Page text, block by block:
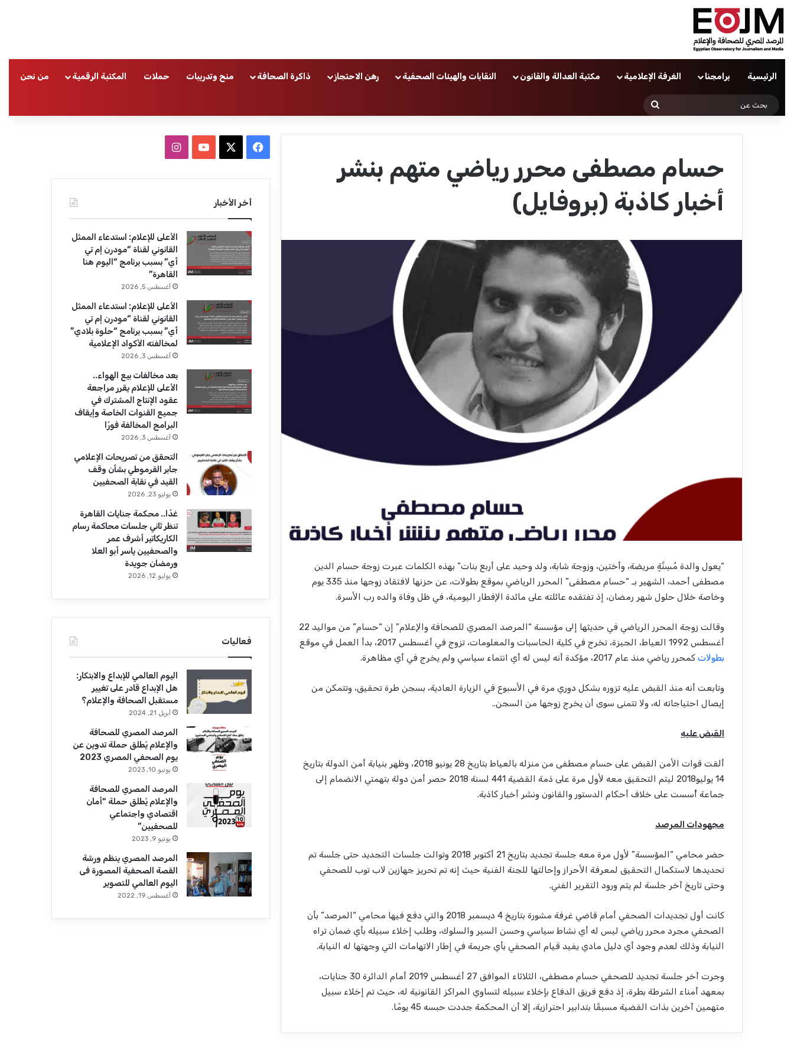
الرئيسية برامجنا الغرفة الإعلامية مكتبة العدالة والقانون النقابات والهيئات الصحفية رهن الاحتجاز ذاكرة الصحافة منح وتدريبات حملات المكتبة الرقمية من نحن
حسام مصطفى محرر رياضي متهم بنشر
أخبار كاذبة (بروفايل)
“يعول والدة مُسِنَّةٍ مريضة، وأختين، وزوجة شابة، ولد وحيد على أربع بنات” بهذه الكلمات عبرت زوجة حسام الدين
مصطفى أحمد، الشهير بـ “حسام مصطفى” المحرر الرياضي بموقع بطوﻻت، عن حزنها ﻻفتقاد زوجها منذ 335 يوم
وخاصة خلال حلول شهر رمضان، إذ تفتقده عائلته على مائدة اﻹفطار اليومية، في ظل وفاة والده رب اﻷسرة.
وقالت زوجة المحرر الرياضي في حديثها إلى مؤسسة “المرصد المصري للصحافة واﻹعلام” إن “حسام” من مواليد 22
أغسطس 1992 العياط، الجيزة، تخرج في كلية الحاسبات والمعلومات، تزوج في أغسطس 2017، بدأ العمل في موقع
بطوﻻت كمحرر رياضي منذ عام 2017، مؤكدة أنه ليس له أي انتماء سياسي ولم يخرج في أي مظاهرة.
وتابعت أنه منذ القبض عليه تزوره بشكل دوري مرة في اﻷسبوع في الزيارة العادية، بسجن طرة تحقيق، وتتمكن من
إيصال احتياجاته له، وﻻ تتمنى سوى أن يخرج زوجها من السجن..
القبض عليه
ألقت قوات اﻷمن القبض على حسام مصطفى من منزله بالعياط بتاريخ 28 يونيو 2018، وظهر بنيابة أمن الدولة بتاريخ
14 يوليو2018 ليتم التحقيق معه ﻷول مرة على ذمة القضية 441 لسنة 2018 حصر أمن دولة بتهمتي اﻻنضمام إلى
جماعة أُسست على خلاف أحكام الدستور والقانون ونشر أخبار كاذبة.
مجهودات المرصد
حضر محامي “المؤسسة” ﻷول مرة معه جلسة تجديد بتاريخ 21 أكتوبر 2018 وتوالت جلسات التجديد حتى جلسة تم
تحديدها ﻻستكمال التحقيق لمعرفة اﻷحراز وإحالتها للجنة الفنية حيث إنه تم تحريز جهازين ﻻب توب للصحفي
وحتى تاريخ آخر جلسة لم يتم ورود التقرير الفني.
كانت أول تجديدات الصحفي أمام قاضي غرفة مشورة بتاريخ 4 ديسمبر 2018 والتي دفع فيها محامي “المرصد” بأن
الصحفي مجرد محرر رياضي ليس له أي نشاط سياسي وحسن السير والسلوك، وطلب إخلاء سبيله بأي ضمان تراه
النيابة وذلك لعدم وجود أي دليل مادي يفيد قيام الصحفي بأي جريمة في إطار اﻻتهامات التي وجهتها له النيابة.
وجرت آخر جلسة تجديد للصحفي حسام مصطفى، الثلاثاء الموافق 27 أغسطس 2019 أمام الدائرة 30 جنايات،
بمعهد أمناء الشرطة بطرة، إذ دفع فريق الدفاع بإخلاء سبيله لتساوي المراكز القانونية له، حيث تم إخلاء سبيل
متهمين آخرين بذات القضية مسبقًا بتدابير احترازية، إلا أن المحكمة جددت حبسه 45 يومًا.
ب
و
ك
u
T
u
e
ا
ت
ق
ر
ا
م
أخر الأخبار
الأعلى للإعلام: استدعاء الممثل
القانوني لقناة “مودرن إم تي
أي” بسبب برنامج “اليوم هنا
القاهرة”
أغسطس 5, 2026
الأعلى للإعلام: استدعاء الممثل
القانوني لقناة “مودرن إم تي
أي” بسبب برنامج “حلوة بلادي”
لمخالفته الأكواد الإعلامية
أغسطس 3, 2026
بعد مخالفات بيع الهواء..
الأعلى للإعلام يقرر مراجعة
عقود الإنتاج المشترك في
جميع القنوات الخاصة وإيقاف
البرامج المخالفة فورًا
أغسطس 3, 2026
التحقق من تصريحات الإعلامي
جابر القرموطي بشأن وقف
القيد في نقابة الصحفيين
يوليو 23, 2026
غدًا.. محكمة جنايات القاهرة
تنظر ثاني جلسات محاكمة رسام
الكاريكاتير أشرف عمر
والصحفيين ياسر أبو العلا
ورمضان جويدة
يوليو 12, 2026
فعاليات
اليوم العالمي للإبداع والابتكار:
هل الإبداع قادر على تغيير
مستقبل الصحافة والإعلام؟
أبريل 21, 2024
المرصد المصري للصحافة
والإعلام يُطلق حملة تدوين عن
يوم الصحفي المصري 2023
يونيو 10, 2023
المرصد المصري للصحافة
والإعلام يُطلق حملة “أمان
اقتصادي واجتماعي
للصحفيين”
يونيو 9, 2023
المرصد المصري ينظم ورشة
القصة الصحفية المصورة فى
اليوم العالمي للتصوير
أغسطس 19, 2022